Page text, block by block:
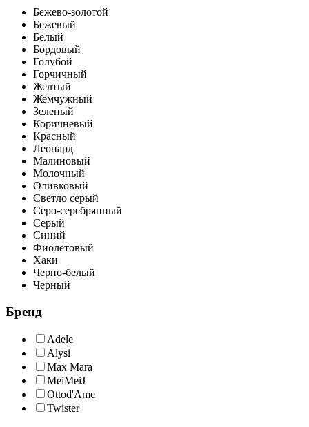
Бежево-золотой
Бежевый
Белый
Бордовый
Голубой
Горчичный
Желтый
Жемчужный
Зеленый
Коричневый
Красный
Леопард
Малиновый
Молочный
Оливковый
Светло серый
Серо-серебрянный
Серый
Синий
Фиолетовый
Хаки
Черно-белый
Черный
Бренд
Adele
Alysi
Max Mara
MeiMeiJ
Ottod'Ame
Twister